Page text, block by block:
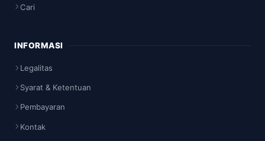
Cari
INFORMASI
Legalitas
Syarat & Ketentuan
Pembayaran
Kontak